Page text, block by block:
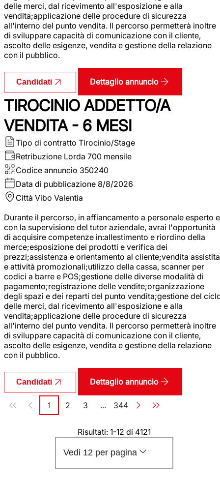
delle merci, dal ricevimento all'esposizione e alla
vendita;applicazione delle procedure di sicurezza
all'interno del punto vendita. Il percorso permetterà inoltre
di sviluppare capacità di comunicazione con il cliente,
ascolto delle esigenze, vendita e gestione della relazione
con il pubblico.
Candidati Dettaglio annuncio
TIROCINIO ADDETTO/A
VENDITA - 6 MESI
Tipo di contratto Tirocinio/Stage
Retribuzione Lorda 700 mensile
Codice annuncio 350240
Data di pubblicazione 8/8/2026
Città Vibo Valentia
Durante il percorso, in affiancamento a personale esperto e
con la supervisione del tutor aziendale, avrai l'opportunità
di acquisire competenze in:allestimento e riordino della
merce;esposizione dei prodotti e verifica dei
prezzi;assistenza e orientamento al cliente;vendita assistita
e attività promozionali;utilizzo della cassa, scanner per
codici a barre e POS;gestione delle diverse modalità di
pagamento;registrazione delle vendite;organizzazione
degli spazi e dei reparti del punto vendita;gestione del
delle merci, dal ricevimento all'esposizione e alla
vendita;applicazione delle procedure di sicurezza
all'interno del punto vendita. Il percorso permetterà inoltre
di sviluppare capacità di comunicazione con il cliente,
ascolto delle esigenze, vendita e gestione della relazione
con il pubblico.
Candidati Dettaglio annuncio
Paginazione
Pagina
1 Pagina
2 Pagina
3 ... Pagina
344
Risultati: 1-12 di 4121
Vedi 12 per pagina